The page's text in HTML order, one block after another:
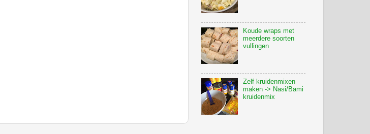
Koude wraps met
meerdere soorten
vullingen
Zelf kruidenmixen
maken -> Nasi/Bami
kruidenmix